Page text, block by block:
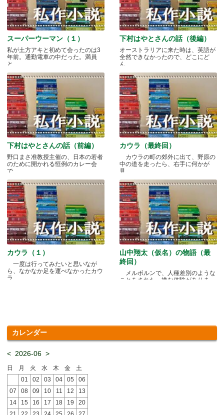
スーパーウーマン（１）
私が土方アキと初めて会ったのは3
年前。通勤電車の中だった。満員
と.....
下村はやとさんの話（後編）
オーストラリアに来た時は、英語が
全然できなかったので、どこにど
ん.....
下村はやとさんの話（前編）
野口まさ准教授主催の、日本の若者
のために開かれる恒例のカレー会
で.....
カウラ（最終回）
カウラの町の郊外に出て、野原の
中の道を走ったら、右手に何かが
見.....
カウラ（１）
一度は行ってみたいと思いなが
ら、なかなか足を運べなかったカウ
ラ.....
山中翔太（仮名）の物語（最
終回）
メルボルンで、人種差別のような
ことをされた、嫌な体験がありま
カレンダー
< 2026-06 >
日 月 火 水 木 金
土
01
02 03 04 05
06
07
08 09 10 11 12
13
14
15 16 17 18 19
20